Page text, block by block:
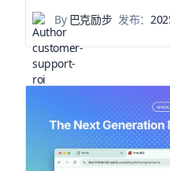
By巴克励步 发布：